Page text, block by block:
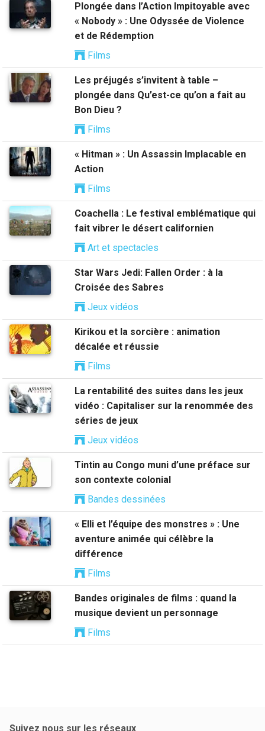
Plongée dans l’Action Impitoyable avec
« Nobody » : Une Odyssée de Violence
et de Rédemption
Films
Les préjugés s’invitent à table –
plongée dans Qu’est-ce qu’on a fait au
Bon Dieu ?
Films
« Hitman » : Un Assassin Implacable en
Action
Films
Coachella : Le festival emblématique qui
fait vibrer le désert californien
Art et spectacles
Star Wars Jedi: Fallen Order : à la
Croisée des Sabres
Jeux vidéos
Kirikou et la sorcière : animation
décalée et réussie
Films
La rentabilité des suites dans les jeux
vidéo : Capitaliser sur la renommée des
séries de jeux
Jeux vidéos
Tintin au Congo muni d’une préface sur
son contexte colonial
Bandes dessinées
« Elli et l’équipe des monstres » : Une
aventure animée qui célèbre la
différence
Films
Bandes originales de films : quand la
musique devient un personnage
Films
Suivez nous sur les réseaux